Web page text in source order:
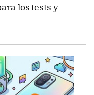
los tests y